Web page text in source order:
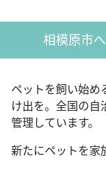
相模原市
ペットを飼い始め
け出を。全国の自
管理しています。
新たにペットを家